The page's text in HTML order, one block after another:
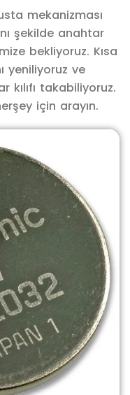
mekanizması
şekilde anahtar
bekliyoruz. Kısa
yeniliyoruz ve
kılıfı takabiliyoruz.
için arayın.